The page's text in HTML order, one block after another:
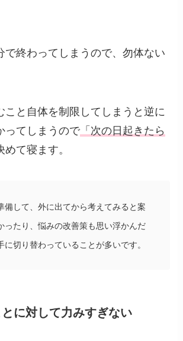
で終わってしまうので、勿体ない
こと自体を制限してしまうと逆に
ってしまうので「次の日起きたら
めて寝ます。
備して、外に出てから考えてみると案
ったり、悩みの改善策も思い浮かんだ
に切り替わっていることが多いです。
に対して力みすぎない